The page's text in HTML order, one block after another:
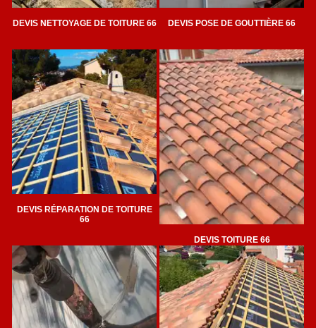
DEVIS NETTOYAGE DE TOITURE 66 DEVIS POSE DE GOUTTIÈRE 66
DEVIS RÉPARATION DE TOITURE
66
DEVIS TOITURE 66